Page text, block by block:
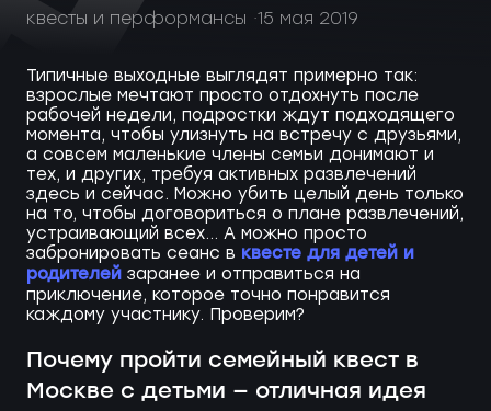
квесты и перформансы 15 мая 2019
Типичные выходные выглядят примерно так:
взрослые мечтают просто отдохнуть после
рабочей недели, подростки ждут подходящего
момента, чтобы улизнуть на встречу с друзьями,
а совсем маленькие члены семьи донимают и
тех, и других, требуя активных развлечений
здесь и сейчас. Можно убить целый день только
на то, чтобы договориться о плане развлечений,
устраивающий всех… А можно просто
забронировать сеанс в квесте для детей и
родителейзаранее и отправиться на
приключение, которое точно понравится
каждому участнику. Проверим?
Почему пройти семейный квест в
Москве с детьми — отличная идея